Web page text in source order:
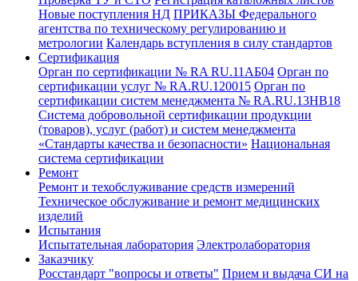
Новые поступления НД ПРИКАЗЫ Федерального
агентства по техническому регулированию и
метрологии Календарь вступления в силу стандартов
Сертификация
Орган по сертификации № RA RU.11АБ04 Орган по
сертификации услуг № RA.RU.120015 Орган по
сертификации систем менеджмента № RA.RU.13HB18
Система добровольной сертификации продукции
(товаров), услуг (работ) и систем менеджмента
«Стандарты качества и безопасности» Национальная
система сертификации
Ремонт
Ремонт и техобслуживание средств измерений
Техническое обслуживание и ремонт медицинских
изделий
Испытания
Испытательная лаборатория Электролаборатория
Заказчику
Росстандарт "вопросы и ответы" Прием и выдача СИ на